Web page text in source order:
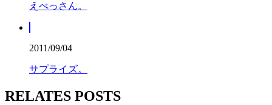
えべっさん。
2011/09/04
サプライズ。
RELATES POSTS